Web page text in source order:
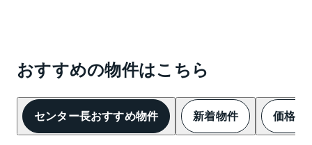
おすすめの物件はこちら
センター長おすすめ物件 新着物件 価格変